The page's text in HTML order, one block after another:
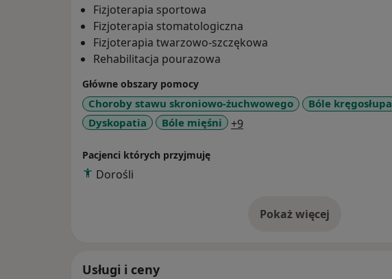
Fizjoterapia sportowa
Fizjoterapia stomatologiczna
Fizjoterapia twarzowo-szczękowa
Rehabilitacja pourazowa
Główne obszary pomocy
Choroby stawu skroniowo-żuchwowego Bóle kręgosłupa
Dyskopatia
Bóle mięśni +9a11y_sr_more_diseases
Pacjenci których przyjmuję
Dorośli
Pokaż więcejo doświadczeniu
Usługi i ceny